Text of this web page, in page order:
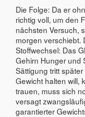
Die Folge: Da er
richtig voll, um den
nächsten Versuch,
morgen verschiebt.
Stoffwechsel: Das
Gehirn Hunger und
Sättigung tritt
Gewicht halten will,
trauen, muss sich
versagt
garantierter